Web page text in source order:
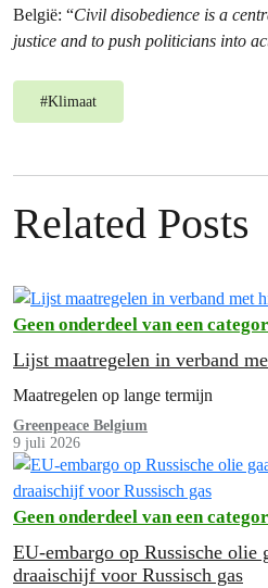
België: “Civil disobedience is a
justice and to push politicians into
#Klimaat
Related Posts
Geen onderdeel van een
Lijst maatregelen in verband
Maatregelen op lange termijn
Greenpeace Belgium
9 juli 2026
Geen onderdeel van een
EU-embargo op Russische
draaischijf voor Russisch gas